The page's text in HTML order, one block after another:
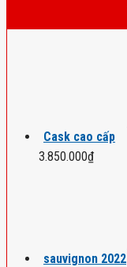
Cask cao cấp
3.850.000₫
sauvignon 2022